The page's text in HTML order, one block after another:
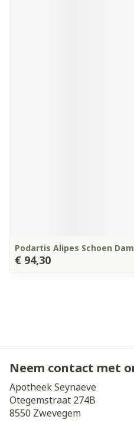
Podartis Alipes Schoen
€ 94,30
Neem contact met
Apotheek Seynaeve
Otegemstraat 274B
8550 Zwevegem